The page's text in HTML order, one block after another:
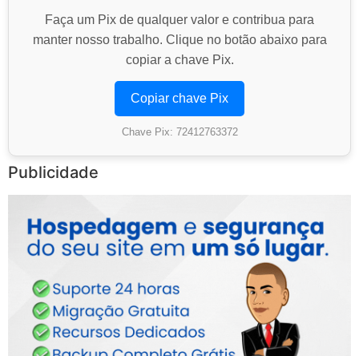
Faça um Pix de qualquer valor e contribua para
manter nosso trabalho. Clique no botão abaixo para
copiar a chave Pix.
Copiar chave Pix
Chave Pix: 72412763372
Publicidade